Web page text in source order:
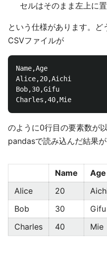
セルはそのまま左上に置
という仕様があります。
CSVファイルが
Name,Age
Alice,20,Aichi
Bob,30,Gifu
のように0行目の要素数が
pandasで読み込んだ結果が
Name
Age
Alice
20
Bob
30
Gifu
Charles
40 Mie